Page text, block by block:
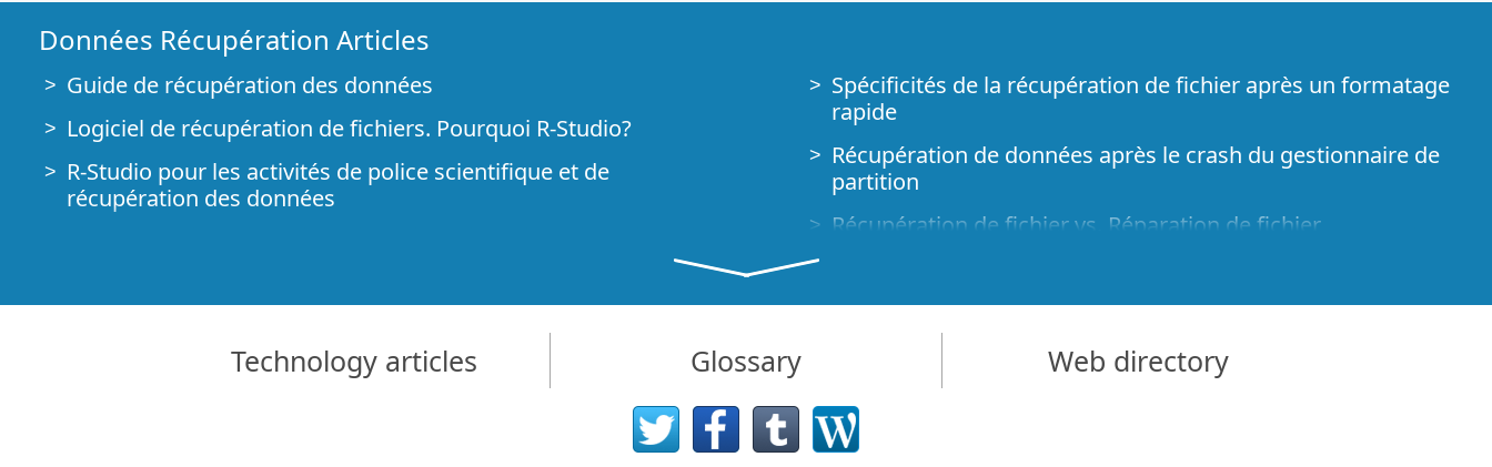
Données Récupération Articles
Guide de récupération des données
Logiciel de récupération de fichiers. Pourquoi R-Studio?
R-Studio pour les activités de police scientifique et de
récupération des données
périphériques SSD
Comment récupérer les données des appareils NVMe
Prévoir le succès des cas communs de récupération des
Spécificités de la récupération de fichier après un formatage
rapide
Récupération de données après le crash du gestionnaire de
partition
Récupération de fichier vs. Réparation de fichier
Récupération de données d'urgence via le réseau
R-Studio Technician: Récupération de données par Internet
Créer un type de fichier connu pour R-Studio
Trouver les paramètres RAID
Technology articles Glossary Web directory